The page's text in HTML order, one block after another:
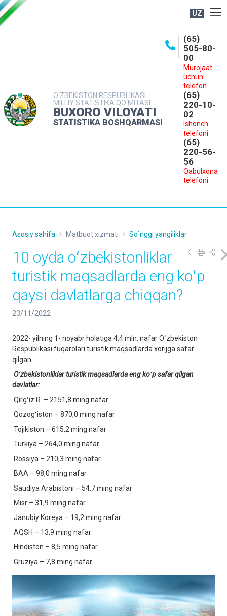
UZ
O‘ZBEKISTON RESPUBLIKASI
MILLIY STATISTIKA QO‘MITASI
BUXORO VILOYATI
STATISTIKA BOSHQARMASI
(65)
505-80-
00
Murojaat
uchun
telefon
(65)
220-10-
02
Ishonch
telefoni
(65)
220-56-
56
Qabulxona
telefoni
MATBUOT XIZMATI
MUROJAATLAR
Asosiy sahifa Matbuot xizmati So`nggi yangiliklar
10 oyda oʻzbekistonliklar
turistik maqsadlarda eng koʻp
qaysi davlatlarga chiqqan?
23/11/2022
2022- yilning 1- noyabr holatiga 4,4 mln. nafar Oʻzbekiston
Respublikasi fuqarolari turistik maqsadlarda xorijga safar
qilgan.
Oʻzbekistonliklar turistik maqsadlarda eng koʻp safar qilgan
davlatlar:
Qirgʻiz R. – 2151,8 ming nafar
Qozogʻiston – 870,0 ming nafar
Tojikiston – 615,2 ming nafar
Turkiya – 264,0 ming nafar
Rossiya – 210,3 ming nafar
BAA – 98,0 ming nafar
Saudiya Arabistoni – 54,7 ming nafar
Misr – 31,9 ming nafar
Janubiy Koreya – 19,2 ming nafar
AQSH – 13,9 ming nafar
Hindiston – 8,5 ming nafar
Gruziya – 7,8 ming nafar